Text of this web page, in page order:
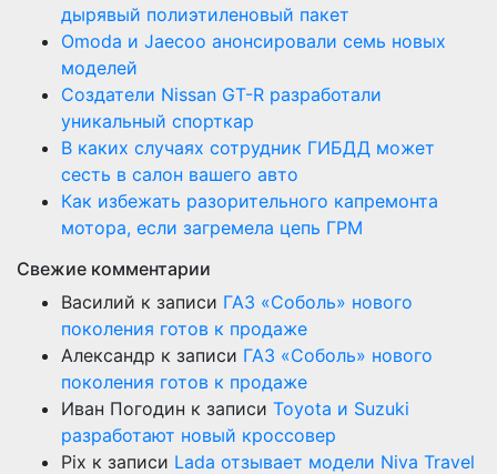
дырявый полиэтиленовый пакет
Оmoda и Jaecoo анонсировали семь новых
моделей
Создатели Nissan GT-R разработали
уникальный спорткар
В каких случаях сотрудник ГИБДД может
сесть в салон вашего авто
Как избежать разорительного капремонта
мотора, если загремела цепь ГРМ
Свежие комментарии
Василий к записи ГАЗ «Соболь» нового
поколения готов к продаже
Александр к записи ГАЗ «Соболь» нового
поколения готов к продаже
Иван Погодин к записи Toyota и Suzuki
разработают новый кроссовер
Pix к записи Lada отзывает модели Niva Travel